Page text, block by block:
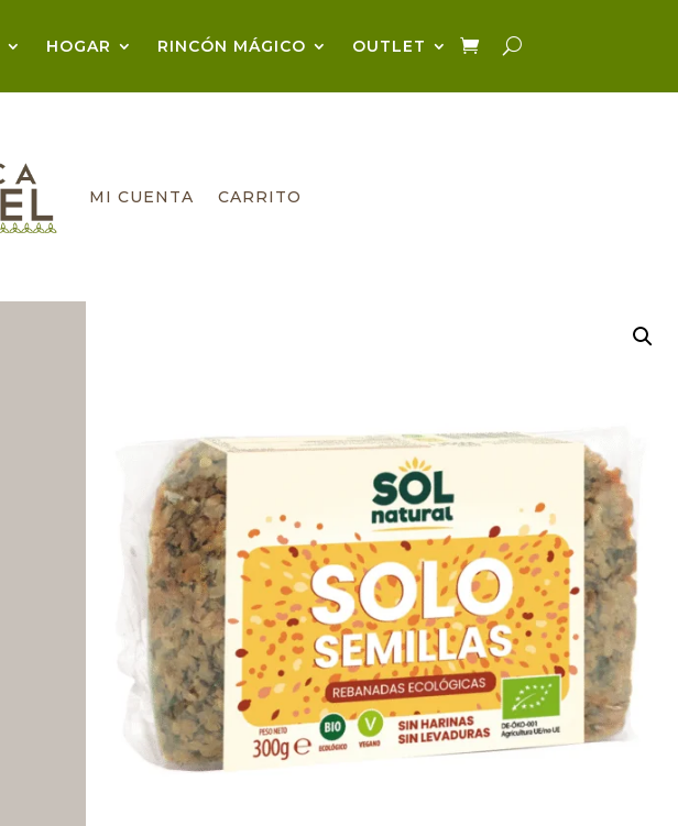
HOGAR RINCÓN MÁGICO OUTLET
MI CUENTA CARRITO